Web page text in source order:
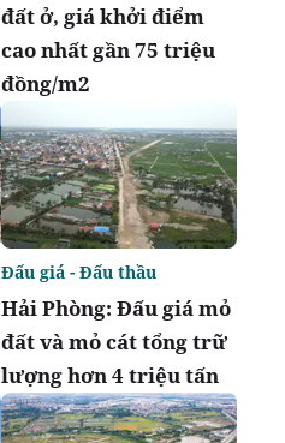
đất ở, giá khởi điểm
cao nhất gần 75 triệu
đồng/m2
Hải Phòng: Đấu giá mỏ
đất và mỏ cát tổng trữ
lượng hơn 4 triệu tấn
Đấu giá - Đấu thầu